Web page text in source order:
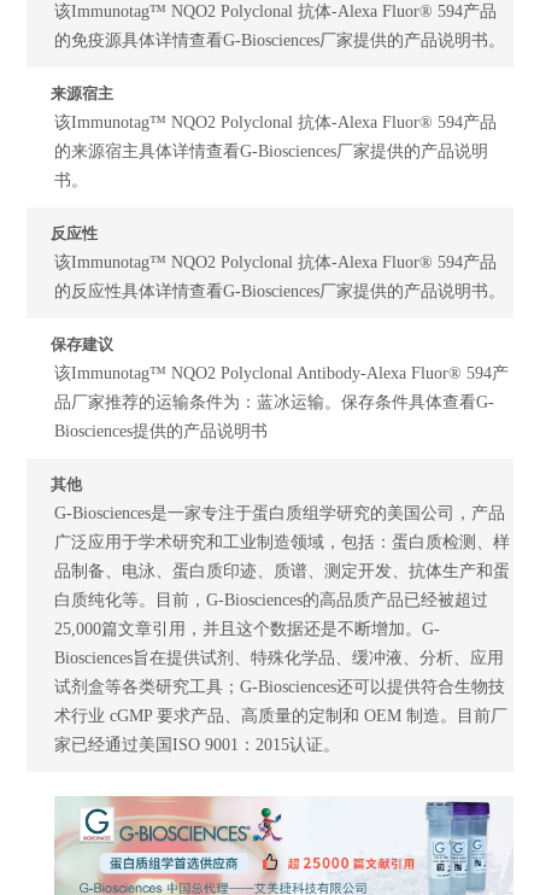
该Immunotag™ NQO2 Polyclonal 抗体-Alexa Fluor® 594产品
的免疫源具体详情查看G-Biosciences厂家提供的产品说明书。
来源宿主
该Immunotag™ NQO2 Polyclonal 抗体-Alexa Fluor® 594产品
的来源宿主具体详情查看G-Biosciences厂家提供的产品说明
书。
反应性
该Immunotag™ NQO2 Polyclonal 抗体-Alexa Fluor® 594产品
的反应性具体详情查看G-Biosciences厂家提供的产品说明书。
保存建议
该Immunotag™ NQO2 Polyclonal Antibody-Alexa Fluor® 594产
品厂家推荐的运输条件为：蓝冰运输。保存条件具体查看G-
Biosciences提供的产品说明书
其他
G-Biosciences是一家专注于蛋白质组学研究的美国公司，产品
广泛应用于学术研究和工业制造领域，包括：蛋白质检测、样
品制备、电泳、蛋白质印迹、质谱、测定开发、抗体生产和蛋
白质纯化等。目前，G-Biosciences的高品质产品已经被超过
25,000篇文章引用，并且这个数据还是不断增加。G-
Biosciences旨在提供试剂、特殊化学品、缓冲液、分析、应用
试剂盒等各类研究工具；G-Biosciences还可以提供符合生物技
术行业 cGMP 要求产品、高质量的定制和 OEM 制造。目前厂
家已经通过美国ISO 9001：2015认证。